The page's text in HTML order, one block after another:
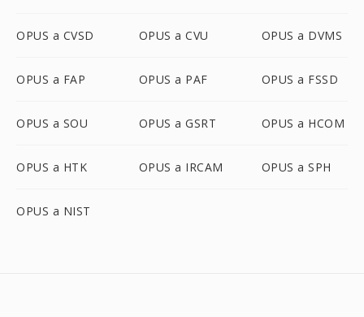
OPUS a CVSD OPUS a CVU OPUS a DVMS
OPUS a FAP OPUS a PAF OPUS a FSSD
OPUS a SOU OPUS a GSRT OPUS a HCOM
OPUS a HTK OPUS a IRCAM OPUS a SPH
OPUS a NIST